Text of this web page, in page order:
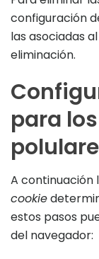
configuración
las asociadas
eliminación.
para
A continuación
cookie
estos pasos
del navegador: